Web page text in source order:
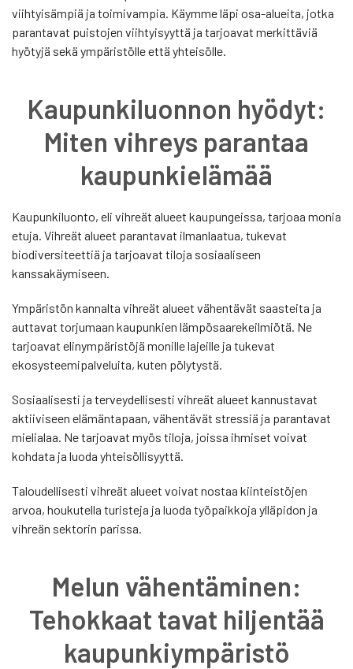
viihtyisämpiä ja toimivampia. Käymme läpi osa-alueita, jotka
parantavat puistojen viihtyisyyttä ja tarjoavat merkittäviä
hyötyjä sekä ympäristölle että yhteisölle.
Kaupunkiluonnon hyödyt:
Miten vihreys parantaa
kaupunkielämää
Kaupunkiluonto, eli vihreät alueet kaupungeissa, tarjoaa monia
etuja. Vihreät alueet parantavat ilmanlaatua, tukevat
biodiversiteettiä ja tarjoavat tiloja sosiaaliseen
kanssakäymiseen.
Ympäristön kannalta vihreät alueet vähentävät saasteita ja
auttavat torjumaan kaupunkien lämpösaarekeilmiötä. Ne
tarjoavat elinympäristöjä monille lajeille ja tukevat
ekosysteemipalveluita, kuten pölytystä.
Sosiaalisesti ja terveydellisesti vihreät alueet kannustavat
aktiiviseen elämäntapaan, vähentävät stressiä ja parantavat
mielialaa. Ne tarjoavat myös tiloja, joissa ihmiset voivat
kohdata ja luoda yhteisöllisyyttä.
Taloudellisesti vihreät alueet voivat nostaa kiinteistöjen
arvoa, houkutella turisteja ja luoda työpaikkoja ylläpidon ja
vihreän sektorin parissa.
Melun vähentäminen:
Tehokkaat tavat hiljentää
kaupunkiympäristö